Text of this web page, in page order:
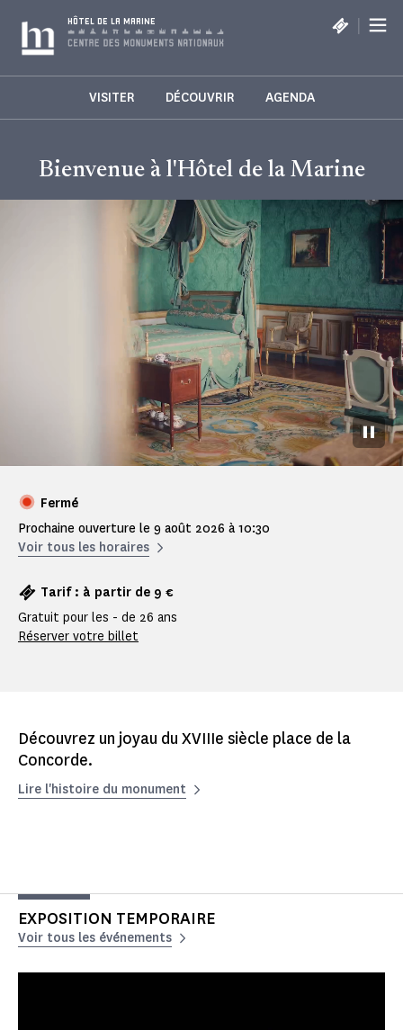
HÔTEL DE LA MARINE |
VISITER DÉCOUVRIR AGENDA
Bienvenue à l'Hôtel de la Marine
Pause
Fermé
Prochaine ouverture le 9 août 2026 à 10:30
Voir tous les horaires
Tarif : à partir de 9 €
Gratuit pour les - de 26 ans
Réserver votre billet
Découvrez un joyau du XVIIIe siècle place de la
Concorde.
Lire l'histoire du monument
EXPOSITION TEMPORAIRE
Voir tous les événements